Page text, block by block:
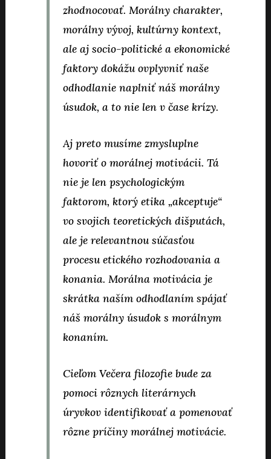
zhodnocovať. Morálny charakter,
morálny vývoj, kultúrny kontext,
ale aj socio-politické a ekonomické
faktory dokážu ovplyvniť naše
odhodlanie naplniť náš morálny
úsudok, a to nie len v čase krízy.
Aj preto musíme zmysluplne
hovoriť o morálnej motivácii. Tá
nie je len psychologickým
faktorom, ktorý etika „akceptuje“
vo svojich teoretických dišputách,
ale je relevantnou súčasťou
procesu etického rozhodovania a
konania. Morálna motivácia je
skrátka naším odhodlaním spájať
náš morálny úsudok s morálnym
konaním.
Cieľom Večera filozofie bude za
pomoci rôznych literárnych
úryvkov identifikovať a pomenovať
rôzne príčiny morálnej motivácie.